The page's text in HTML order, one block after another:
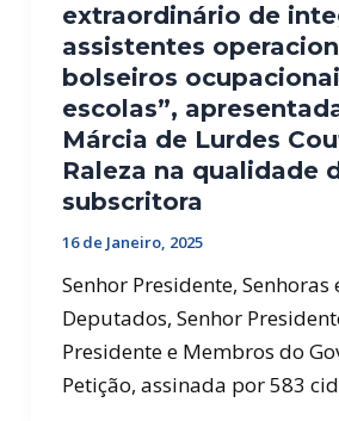
extraordinário de
assistentes
bolseiros
escolas”,
Márcia de Lurdes
Raleza na qualidade
subscritora
16 de Janeiro, 2025
Senhor Presidente, Senhoras
Deputados, Senhor
Presidente e Membros do
Petição, assinada por 583